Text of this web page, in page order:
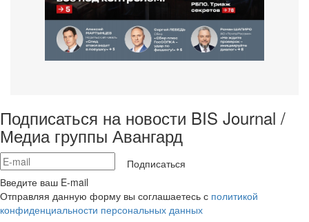
Подписаться на новости BIS Journal /
Медиа группы Авангард
Подписаться
Введите ваш E-mail
Отправляя данную форму вы соглашаетесь с политикой
конфиденциальности персональных данных